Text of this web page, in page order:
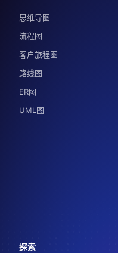
思维导图
流程图
客户旅程图
路线图
ER图
UML图
探索